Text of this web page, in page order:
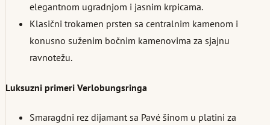
elegantnom ugradnjom i jasnim krpicama.
Klasični trokamen prsten sa centralnim kamenom i
konusno suženim bočnim kamenovima za sjajnu
ravnotežu.
Luksuzni primeri Verlobungsringa
Smaragdni rez dijamant sa Pavé šinom u platini za